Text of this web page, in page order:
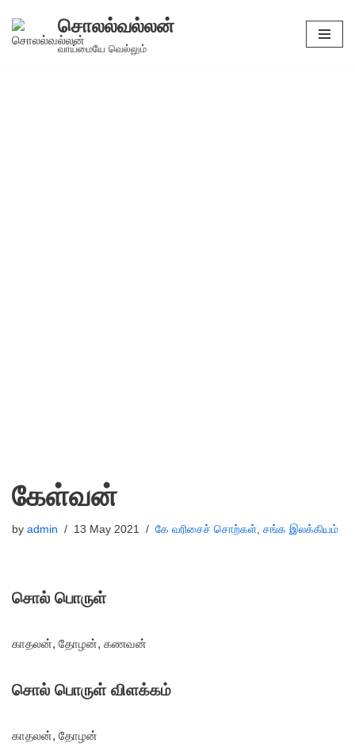
Skip
சொலல்வல்லன்
வாய்மையே வெல்லும்
கேள்வன்
by admin 13 May 2021 கே வரிசைச் சொற்கள், சங்க இலக்கியம்
சொல் பொருள்
காதலன், தோழன், கணவன்
சொல் பொருள் விளக்கம்
காதலன், தோழன்